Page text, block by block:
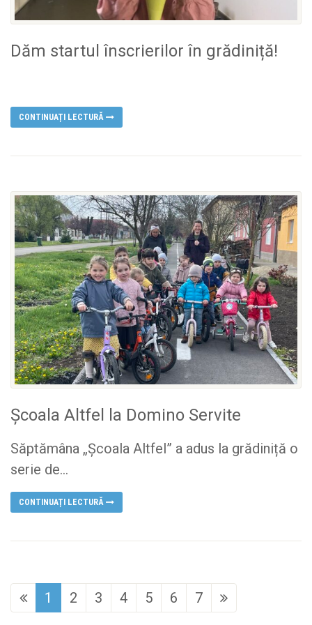
Dăm startul înscrierilor în grădiniță!
CONTINUAȚI LECTURĂ
Școala Altfel la Domino Servite
Săptămâna „Școala Altfel” a adus la grădiniță o
serie de...
CONTINUAȚI LECTURĂ
1 2 3 4 5 6 7